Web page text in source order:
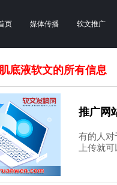
页 媒体传播 软文推广
底液软文的所有信息
推广网
有的人对
上传就